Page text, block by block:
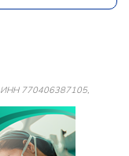
ИНН 770406387105,